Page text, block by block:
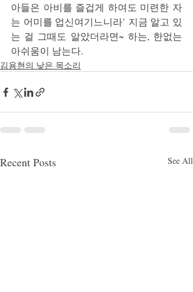
아들은 아비를 즐겁게 하여도 미련한 자
는 어미를 업신여기느니라’ 지금 알고 있
는 걸 그때도 알았더라면~ 하는, 한없는
아쉬움이 남는다.
김용현의 낮은 목소리
Recent Posts See All